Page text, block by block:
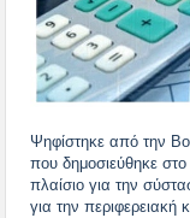
Ψηφίστηκε από την
που δημοσιεύθηκε
πλαίσιο για την
για την περιφερειακή